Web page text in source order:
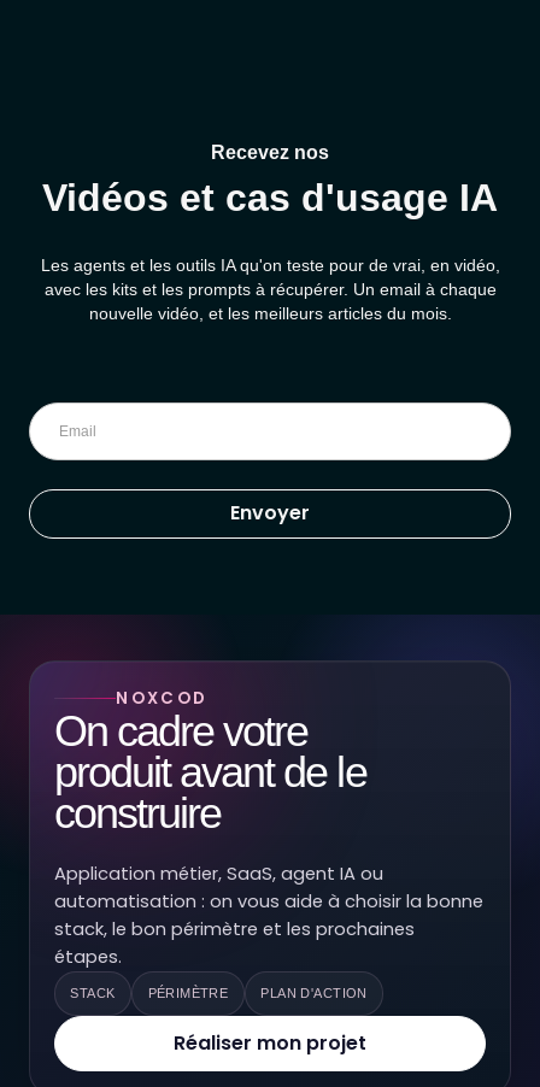
Recevez nos
Vidéos et cas d'usage IA
Les agents et les outils IA qu'on teste pour de vrai, en vidéo,
avec les kits et les prompts à récupérer. Un email à chaque
nouvelle vidéo, et les meilleurs articles du mois.
Envoyer
NOXCOD
On cadre votre
produit avant de le
construire
Application métier, SaaS, agent IA ou
automatisation : on vous aide à choisir la bonne
stack, le bon périmètre et les prochaines
étapes.
STACK PÉRIMÈTRE PLAN D'ACTION
Réaliser mon projet